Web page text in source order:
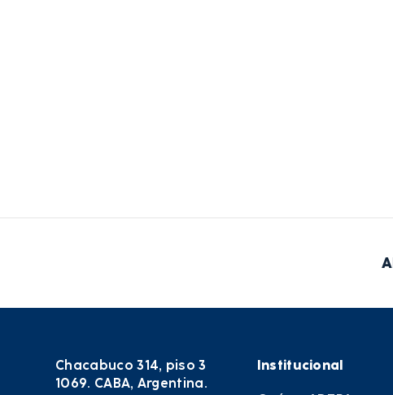
Chacabuco 314, piso 3
1069. CABA, Argentina.
Institucional